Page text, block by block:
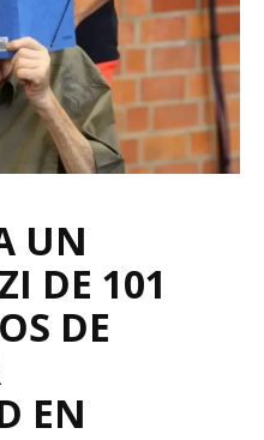
UN
DE 101
DE
EN